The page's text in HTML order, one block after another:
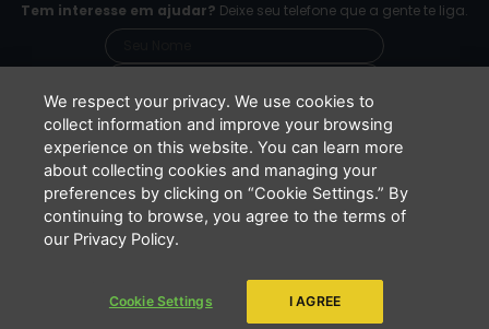
o
o
g
r
m
b
e
Tem interesse em ajudar? Deixe seu telefone que a gente te liga.
Li e concordo que minhas informações serão
tratadas de acordo com oAviso de Privacidade
da LBV
ENVIAR
Copyright 2026 - LBV - Legião da Boa Vontade. Todos os direitos
reservados.
We respect your privacy. We use cookies to
collect information and improve your browsing
experience on this website. You can learn more
about collecting cookies and managing your
preferences by clicking on “Cookie Settings.” By
continuing to browse, you agree to the terms of
our Privacy Policy.
Cookie Settings I AGREE